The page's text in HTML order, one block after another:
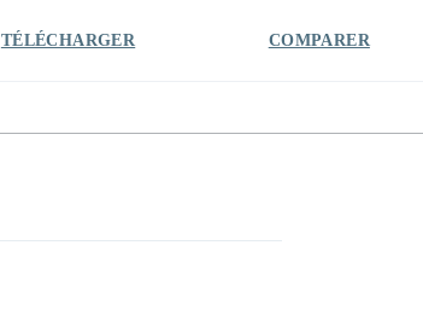
TÉLÉCHARGER COMPARER